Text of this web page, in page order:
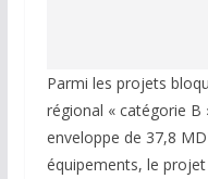
Parmi les projets
régional « catégorie B
enveloppe de 37,8
équipements, le